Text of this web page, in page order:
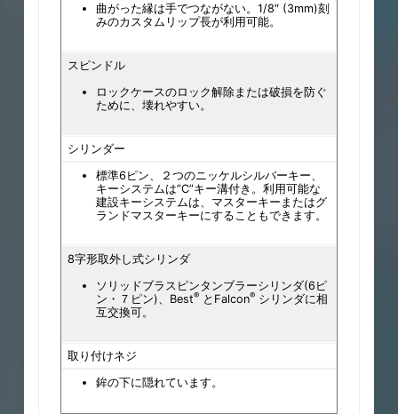
曲がった縁は手でつながない。1/8″ (3mm)刻
みのカスタムリップ長が利用可能。
スピンドル
ロックケースのロック解除または破損を防ぐ
ために、壊れやすい。
シリンダー
標準6ピン、２つのニッケルシルバーキー、
キーシステムは”C”キー溝付き。利用可能な
建設キーシステムは、マスターキーまたはグ
ランドマスターキーにすることもできます。
8字形取外し式シリンダ
ソリッドブラスピンタンブラーシリンダ(6ピ
ン・７ピン)、Best® とFalcon® シリンダに相
互交換可。
取り付けネジ
鉾の下に隠れています。